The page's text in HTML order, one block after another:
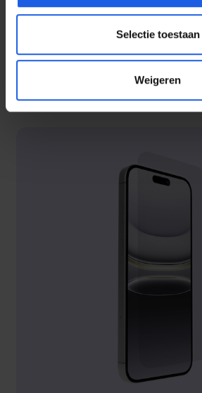
Selectie toestaan
Weigeren
oortje